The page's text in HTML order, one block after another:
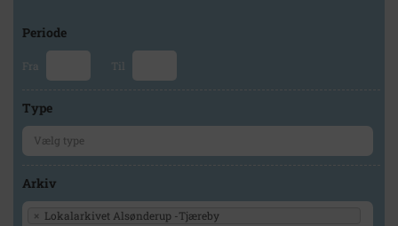
Periode
Fra Til
Type
Arkiv
× Lokalarkivet Alsønderup -Tjæreby